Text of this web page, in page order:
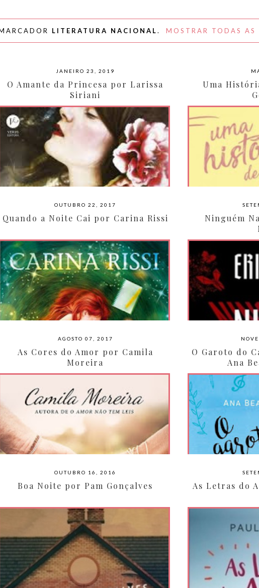
MÓVEIS E DANÇAR
OBRAS
LITERATURA NACIONAL. MOSTRAR TODAS AS
JANEIRO 23, 2019
O Amante da Princesa por Larissa
Siriani
Uma
OUTUBRO 22, 2017
Quando a Noite Cai por Carina Rissi
Ninguém
AGOSTO 07, 2017
As Cores do Amor por Camila
Moreira
O Garoto do
Ana
OUTUBRO 16, 2016
Boa Noite por Pam Gonçalves As Letras do